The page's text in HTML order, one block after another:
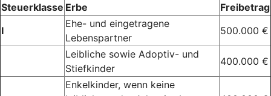
Steuerklasse Erbe
Freibetrag
I
Ehe- und eingetragene
Lebenspartner
500.000 €
Leibliche sowie Adoptiv- und
Stiefkinder
400.000 €
Enkelkinder, wenn keine